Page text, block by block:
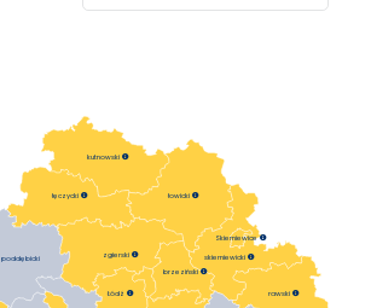
kutnowski 
łęczycki  łowicki 
poddębicki
rawski 
skierniewicki
zgierski
brzeziński
Łódź 
Skierniewice